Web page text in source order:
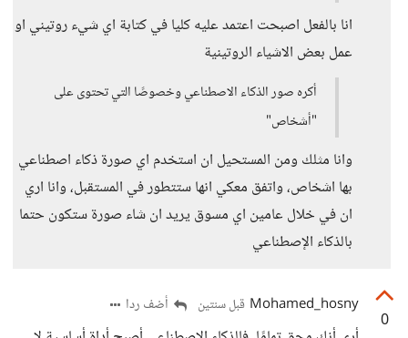
انا بالفعل اصبحت اعتمد عليه كليا في كتابة اي شيء روتيني او
عمل بعض الاشياء الروتينية
أكره صور الذكاء الاصطناعي وخصوصًا التي تحتوى على
"أشخاص"
وانا مثلك ومن المستحيل ان استخدم اي صورة ذكاء اصطناعي
بها اشخاص، واتفق معكي انها ستتطور في المستقبل، وانا اري
ان في خلال عامين اي مسوق يريد ان شاء صورة ستكون حتما
بالذكاء الإصطناعي
0
Mohamed_hosny قبل سنتين أضف ردا